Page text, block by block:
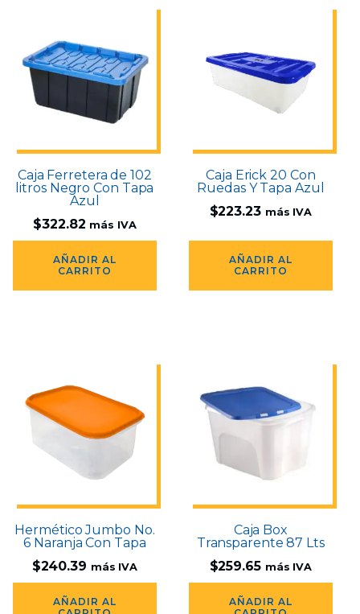
Caja Ferretera de 102
litros Negro Con Tapa
Azul
$322.82 más IVA
AÑADIR AL
CARRITO
Caja Erick 20 Con
Ruedas Y Tapa Azul
$223.23 más IVA
AÑADIR AL
CARRITO
Hermético Jumbo No.
6 Naranja Con Tapa
$240.39 más IVA
AÑADIR AL
Caja Box
Transparente 87 Lts
$259.65 más IVA
AÑADIR AL